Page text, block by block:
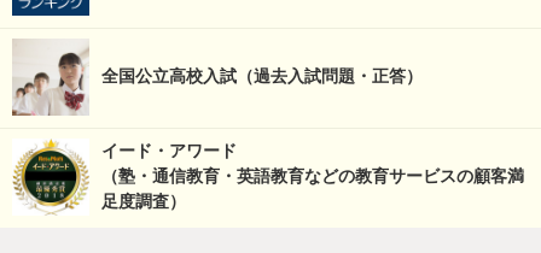
全国公立高校入試（過去入試問題・正答）
イード・アワード
（塾・通信教育・英語教育などの教育サービスの顧客満
足度調査）